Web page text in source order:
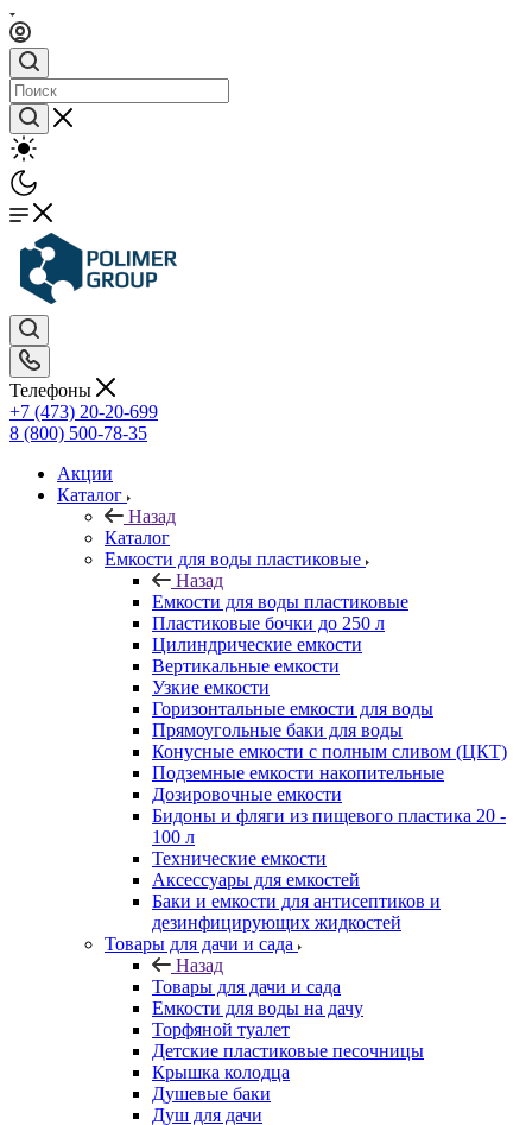
Телефоны
+7 (473) 20-20-699
8 (800) 500-78-35
Акции
Каталог
Назад
Каталог
Емкости для воды пластиковые
Назад
Емкости для воды пластиковые
Пластиковые бочки до 250 л
Цилиндрические емкости
Вертикальные емкости
Узкие емкости
Горизонтальные емкости для воды
Прямоугольные баки для воды
Конусные емкости с полным сливом (ЦКТ)
Подземные емкости накопительные
Дозировочные емкости
Бидоны и фляги из пищевого пластика 20 -
100 л
Технические емкости
Аксессуары для емкостей
Баки и емкости для антисептиков и
дезинфицирующих жидкостей
Товары для дачи и сада
Назад
Товары для дачи и сада
Емкости для воды на дачу
Торфяной туалет
Детские пластиковые песочницы
Крышка колодца
Душевые баки
Душ для дачи